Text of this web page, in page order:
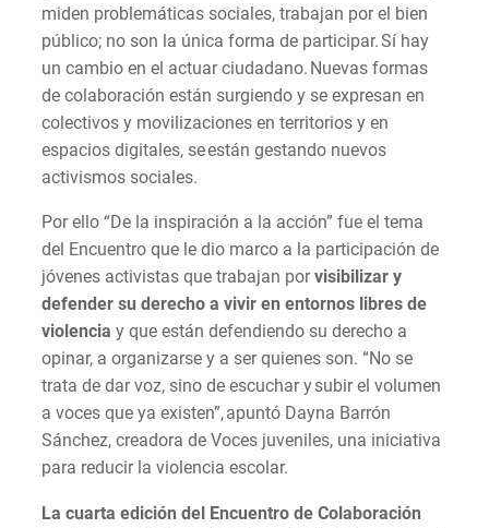
miden problemáticas sociales, trabajan por el bien
público; no son la única forma de participar. Sí hay
un cambio en el actuar ciudadano. Nuevas formas
de colaboración están surgiendo y se expresan en
colectivos y movilizaciones en territorios y en
espacios digitales, se están gestando nuevos
activismos sociales.
Por ello “De la inspiración a la acción” fue el tema
del Encuentro que le dio marco a la participación de
jóvenes activistas que trabajan porvisibilizar y
defender su derecho a vivir en entornos libres de
violencia y que están defendiendo su derecho a
opinar, a organizarse y a ser quienes son. “No se
trata de dar voz, sino de escuchar y subir el volumen
a voces que ya existen”, apuntó Dayna Barrón
Sánchez, creadora de Voces juveniles, una iniciativa
para reducir la violencia escolar.
La cuarta edición del Encuentro de Colaboración